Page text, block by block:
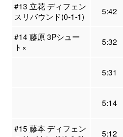
#13 立花 ディフェン
スリバウンド(0-1-1)
5:42
#14 藤原 3Pシュー
ト×
5:32
5:31
5:14
#15 藤本 ディフェン
5:12